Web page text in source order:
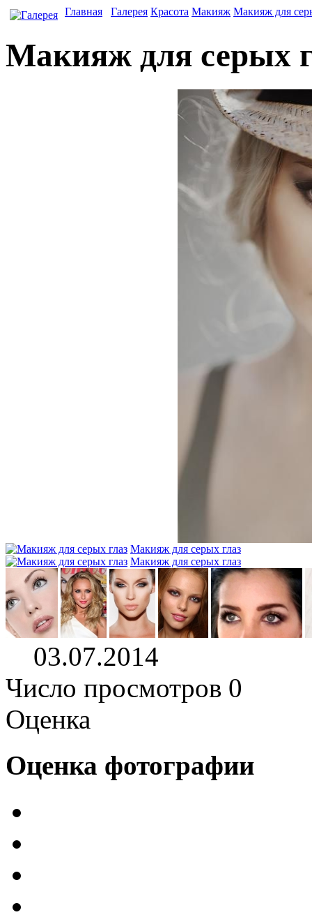
Главная Галерея Красота Макияж Макияж для
Макияж для серых
Макияж для серых глаз
Макияж для серых глаз
03.07.2014
Число просмотров 0
Оценка
Оценка фотографии